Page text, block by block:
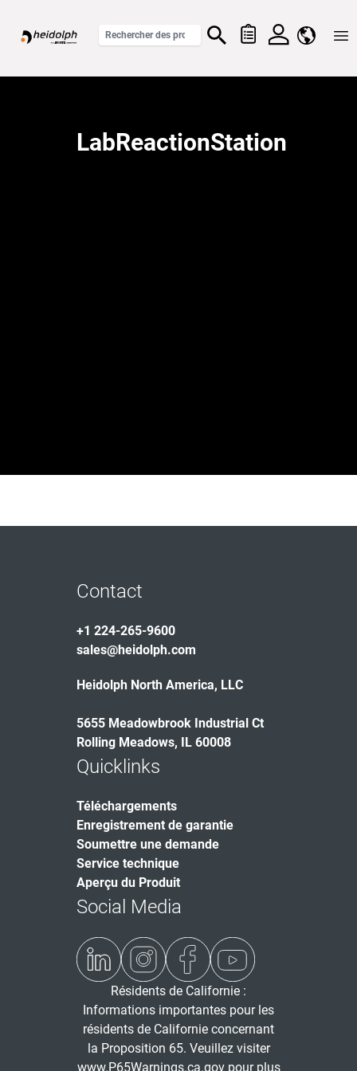
LabReactionStation
Contact
+1 224-265-9600
sales@heidolph.com
Heidolph North America, LLC
5655 Meadowbrook Industrial Ct
Rolling Meadows, IL 60008
Quicklinks
Téléchargements
Enregistrement de garantie
Soumettre une demande
Service technique
Aperçu du Produit
Social Media
Résidents de Californie :
Informations importantes pour les
résidents de Californie concernant
la Proposition 65. Veuillez visiter
www.P65Warnings.ca.govpour plus